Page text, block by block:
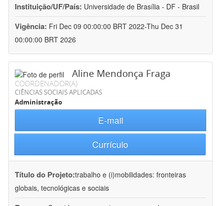
Instituição/UF/País: Universidade de Brasília - DF - Brasil
Vigência: Fri Dec 09 00:00:00 BRT 2022-Thu Dec 31
00:00:00 BRT 2026
Aline Mendonça Fraga
COORDENADOR(A)
CIÊNCIAS SOCIAIS APLICADAS
Administração
E-mail
Currículo
Título do Projeto:trabalho e (i)mobilidades: fronteiras
globais, tecnológicas e sociais